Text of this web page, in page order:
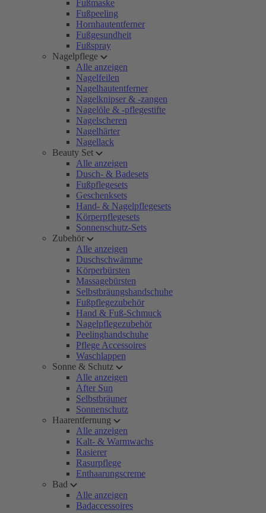
Fußmaske
Fußpeeling
Hornhautentferner
Fußgesundheit
Fußspray
Nagelpflege
Alle anzeigen
Nagelfeilen
Nagelhautentferner
Nagelknipser & -zangen
Nagelöle & -pflegestifte
Nagelscheren
Nagelhärter
Nagellack
Beauty Set
Alle anzeigen
Dusch- & Badesets
Fußpflegesets
Geschenksets
Hand- & Nagelpflegesets
Körperpflegesets
Sonnenschutz-Sets
Zubehör
Alle anzeigen
Duschschwämme
Körperbürsten
Massagebürsten
Selbstbräungshandschuhe
Fußpflegezubehör
Hand & Fuß-Schmuck
Nagelpflegezubehör
Peelinghandschuhe
Pflege Accessoires
Waschlappen
Sonne & Schutz
Alle anzeigen
After Sun
Selbstbräuner
Sonnenschutz
Haarentfernung
Alle anzeigen
Kalt- & Warmwachs
Rasierer
Rasurpflege
Enthaarungscreme
Bad
Alle anzeigen
Badaccessoires